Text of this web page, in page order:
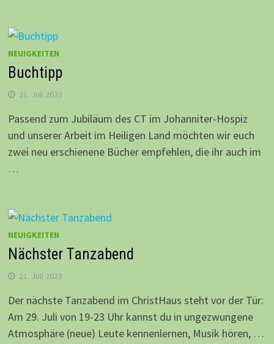
NEUIGKEITEN
Buchtipp
21. Juli 2023
Passend zum Jubiläum des CT im Johanniter-Hospiz
und unserer Arbeit im Heiligen Land möchten wir euch
zwei neu erschienene Bücher empfehlen, die ihr auch im
…
NEUIGKEITEN
Nächster Tanzabend
21. Juli 2023
Der nächste Tanzabend im ChristHaus steht vor der Tür:
Am 29. Juli von 19-23 Uhr kannst du in ungezwungene
Atmosphäre (neue) Leute kennenlernen, Musik hören, …